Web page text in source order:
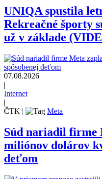
UNIQA spustila
Rekreačné športy
už v základe
07.08.2026
|
Internet
|
ČTK | Meta
Súd nariadil firme
miliónov dolárov
deťom